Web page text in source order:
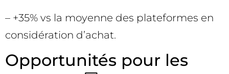
– +35% vs la moyenne des plateformes en
considération d’achat.
Opportunités pour les